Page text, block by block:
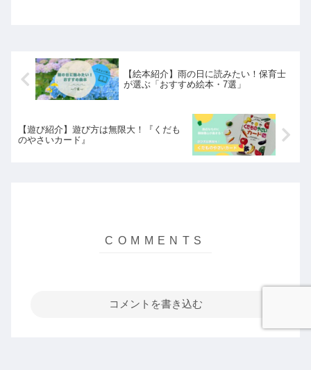
【絵本紹介】雨の日に読みたい！保育士
が選ぶ「おすすめ絵本・7選」
【遊び紹介】遊び方は無限大！『くだも
のやさいカード』
コメントを書き込む